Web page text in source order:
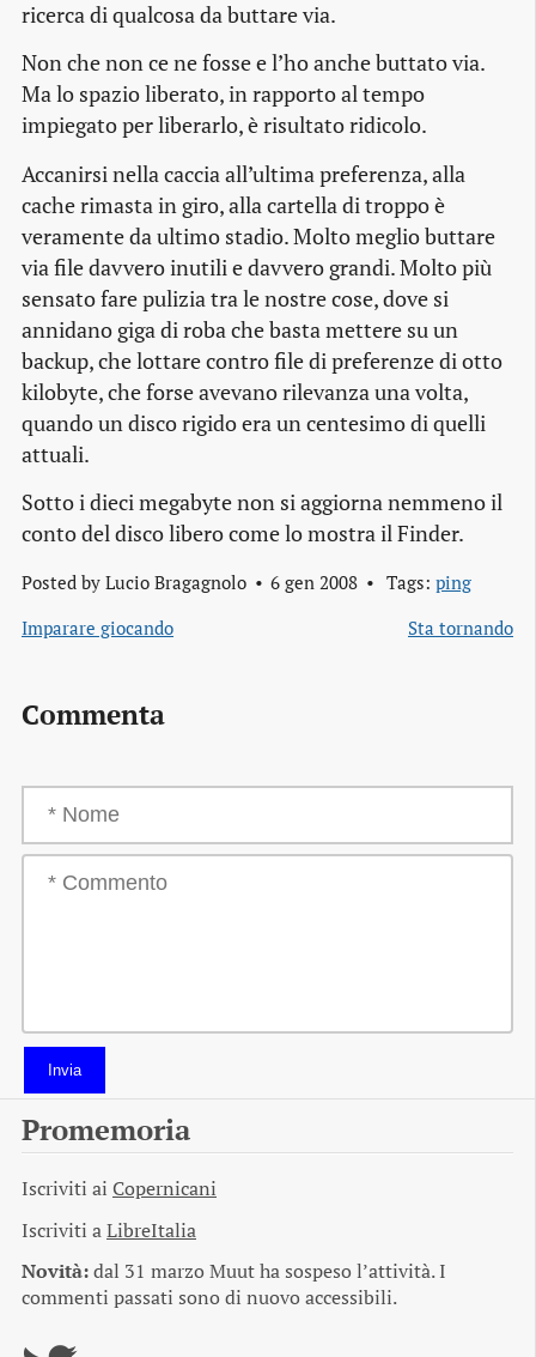
ricerca di qualcosa da buttare via.
Non che non ce ne fosse e l’ho anche buttato via.
Ma lo spazio liberato, in rapporto al tempo
impiegato per liberarlo, è risultato ridicolo.
Accanirsi nella caccia all’ultima preferenza, alla
cache rimasta in giro, alla cartella di troppo è
veramente da ultimo stadio. Molto meglio buttare
via file davvero inutili e davvero grandi. Molto più
sensato fare pulizia tra le nostre cose, dove si
annidano giga di roba che basta mettere su un
backup, che lottare contro file di preferenze di otto
kilobyte, che forse avevano rilevanza una volta,
quando un disco rigido era un centesimo di quelli
attuali.
Sotto i dieci megabyte non si aggiorna nemmeno il
conto del disco libero come lo mostra il Finder.
Posted by Lucio Bragagnolo 6 gen 2008 Tags: ping
Imparare giocando
Sta tornando
Commenta
Invia
Promemoria
Iscriviti ai Copernicani
Iscriviti aLibreItalia
Novità:dal 31 marzo Muut ha sospeso l’attività. I
commenti passati sono di nuovo accessibili.